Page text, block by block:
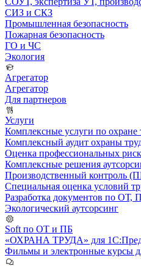
СИЗ и СКЗ
Промышленная безопасность
Пожарная безопасность
ГО и ЧС
Экология
Агрегатор
Агрегатор
Для партнеров
Услуги
Комплексные услуги по охране
Комплексный аудит охраны
Оценка профессиональных
Комплексные решения
Производственный контроль
Специальная оценка условий
Разработка документов по ОТ,
Экологический аутсорсинг
Soft по ОТ и ПБ
«ОХРАНА ТРУДА» для
Фильмы и электронные курсы